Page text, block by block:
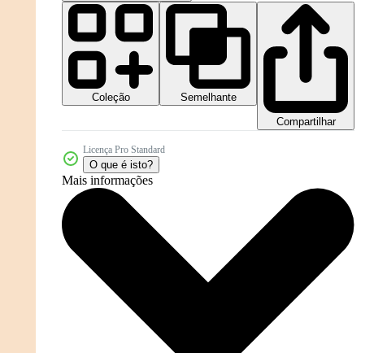
Coleção
Semelhante
Compartilhar
Licença Pro Standard
O que é isto?
Mais informações